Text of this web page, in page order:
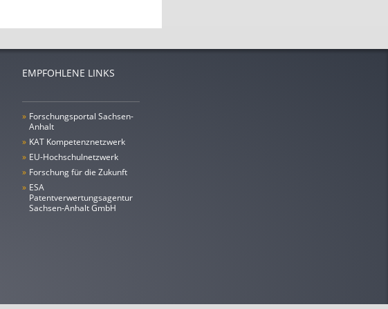
EMPFOHLENE LINKS
» Forschungsportal Sachsen-
Anhalt
» KAT Kompetenznetzwerk
» EU-Hochschulnetzwerk
» Forschung für die Zukunft
» ESA
Patentverwertungsagentur
Sachsen-Anhalt GmbH